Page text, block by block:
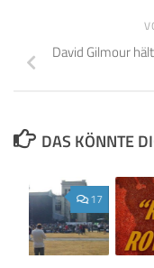
David Gilmour
DAS KÖNNTE
17